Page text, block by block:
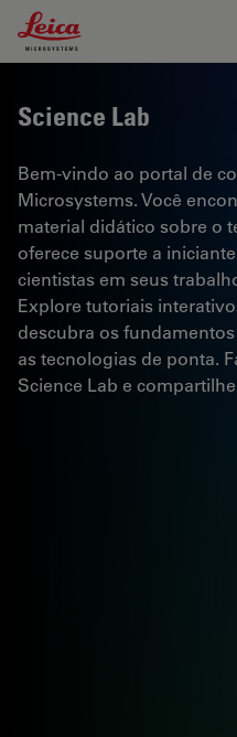
Leica Microsystems Logo
Science Lab
Bem-vindo ao portal de
Microsystems. Você
material didático sobre o
oferece suporte a
cientistas em seus
Explore tutoriais
descubra os
as tecnologias de ponta.
Science Lab e